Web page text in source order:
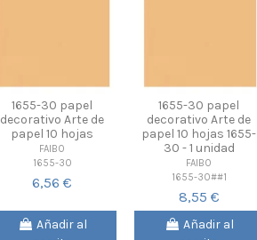
1655-30 papel
decorativo Arte de
papel 10 hojas
FAIBO
1655-30
6,56 €
Añadir al
1655-30 papel
decorativo Arte de
papel 10 hojas 1655-
30 - 1 unidad
FAIBO
1655-30##1
8,55 €
Añadir al